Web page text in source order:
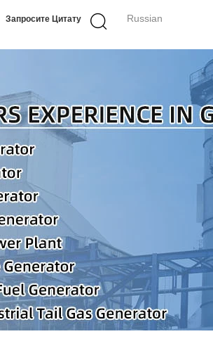
Russian
Запросите Цитату